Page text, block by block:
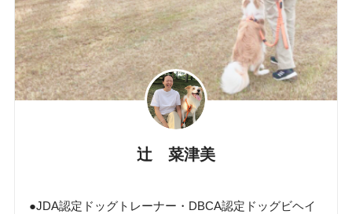
辻 菜津美
●JDA認定ドッグトレーナー・DBCA認定ドッグビヘイ